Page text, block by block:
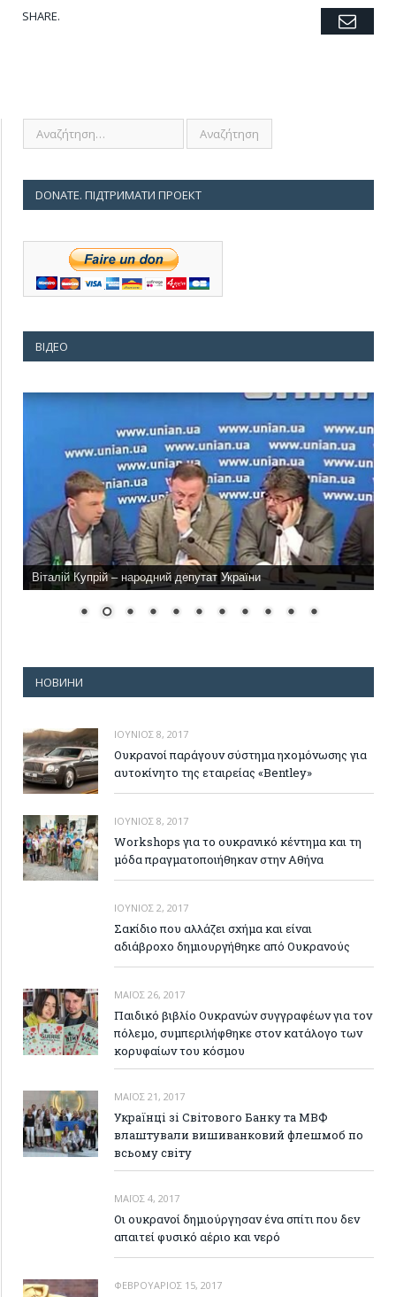
SHARE. Twitter
Facebook
Google+
Pinterest
LinkedIn
Tumblr
DONATE. ПІДТРИМАТИ ПРОЕКТ
ВІДЕО
Віталій Купрій – народний депутат України
НОВИНИ
ΙΟΎΝΙΟΣ 8, 2017
Ουκρανοί παράγουν σύστημα ηχομόνωσης για
αυτοκίνητο της εταιρείας «Bentley»
ΙΟΎΝΙΟΣ 8, 2017
Workshops για το ουκρανικό κέντημα και τη
μόδα πραγματοποιήθηκαν στην Αθήνα
ΙΟΎΝΙΟΣ 2, 2017
Σακίδιο που αλλάζει σχήμα και είναι
αδιάβροχο δημιουργήθηκε από Ουκρανούς
ΜΆΙΟΣ 26, 2017
Παιδικό βιβλίο Ουκρανών συγγραφέων για τον
πόλεμο, συμπεριλήφθηκε στον κατάλογο των
κορυφαίων του κόσμου
ΜΆΙΟΣ 21, 2017
Українці зі Світового Банку та МВФ
влаштували вишиванковий флешмоб по
всьому світу
ΜΆΙΟΣ 4, 2017
Οι ουκρανοί δημιούργησαν ένα σπίτι που δεν
απαιτεί φυσικό αέριο και νερό
ΦΕΒΡΟΥΆΡΙΟΣ 15, 2017